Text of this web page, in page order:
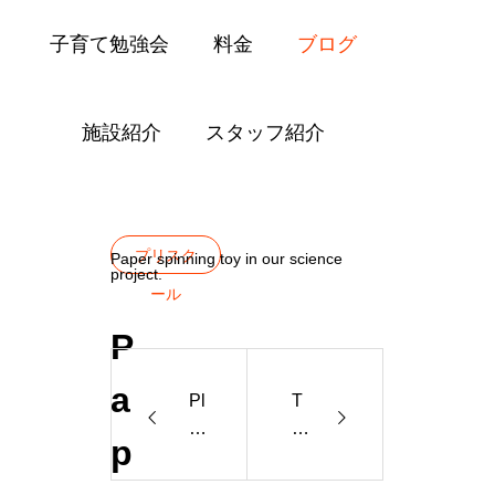
子育て勉強会 料金 ブログ
施設紹介 スタッフ紹介
プリスク
ール
P
a
p
Paper spinning toy in our science
project.
Pl
a
m
T
h
n